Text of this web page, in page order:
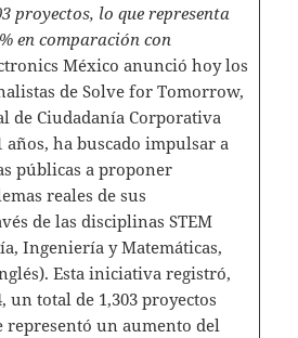
proyectos, lo que representa
en comparación con
México anunció hoy los
de Solve for Tomorrow,
de Ciudadanía Corporativa
años, ha buscado impulsar a
públicas a proponer
reales de sus
de las disciplinas STEM
Ingeniería y Matemáticas,
Esta iniciativa registró,
un total de 1,303 proyectos
representó un aumento del